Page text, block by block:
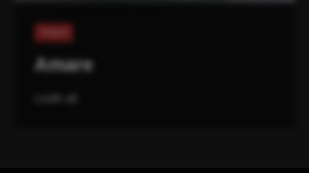
Amare
Look at